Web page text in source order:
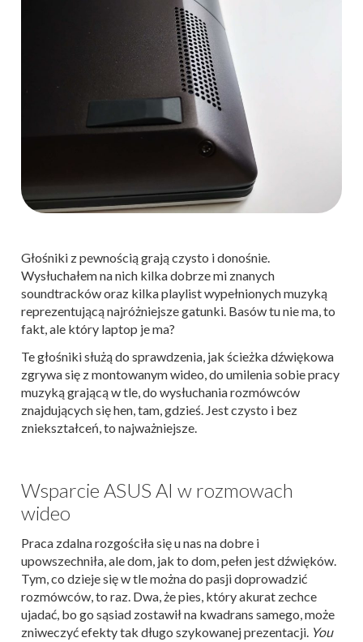
Głośniki z pewnością grają czysto i donośnie.
Wysłuchałem na nich kilka dobrze mi znanych
soundtracków oraz kilka playlist wypełnionych muzyką
reprezentującą najróżniejsze gatunki. Basów tu nie ma, to
fakt, ale który laptop je ma?
Te głośniki służą do sprawdzenia, jak ścieżka dźwiękowa
zgrywa się z montowanym wideo, do umilenia sobie pracy
muzyką grającą w tle, do wysłuchania rozmówców
znajdujących się hen, tam, gdzieś. Jest czysto i bez
zniekształceń, to najważniejsze.
Wsparcie ASUS AI w rozmowach
wideo
Praca zdalna rozgościła się u nas na dobre i
upowszechniła, ale dom, jak to dom, pełen jest dźwięków.
Tym, co dzieje się w tle można do pasji doprowadzić
rozmówców, to raz. Dwa, że pies, który akurat zechce
ujadać, bo go sąsiad zostawił na kwadrans samego, może
zniweczyć efekty tak długo szykowanej prezentacji. You